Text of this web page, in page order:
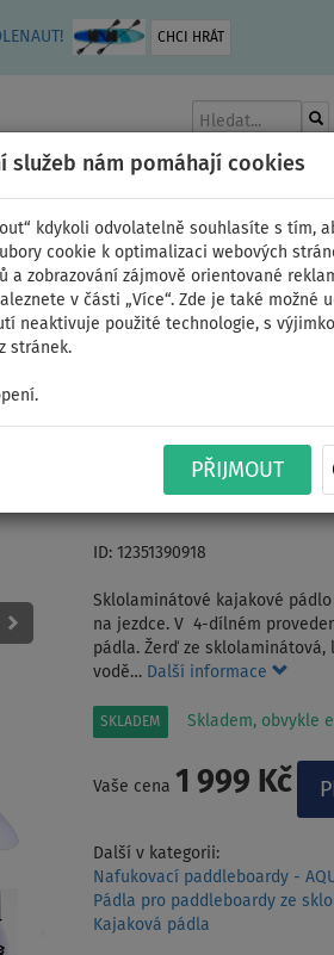
CHCI HRÁT
služeb nám pomáhají cookies
kdykoli odvolatelně souhlasíte s tím,
cookie k optimalizaci webových
a zobrazování zájmově orientované
v části „Více“. Zde je také možné
neaktivuje použité technologie, s
stránek.
PŘIJMOUT
A MOTORY PÁDLA PLACHTY
Pádlo AQUA
kajakové
ID: 12351390918
Sklolaminátové kajakové
na jezdce. V 4-dílném
pádla. Žerď ze
vodě… Další informace
SKLADEM Skladem, obvykle
Vaše cena 1 999 Kč
Další v kategorii:
Nafukovací paddleboardy -
Pádla pro paddleboardy ze
Kajaková pádla